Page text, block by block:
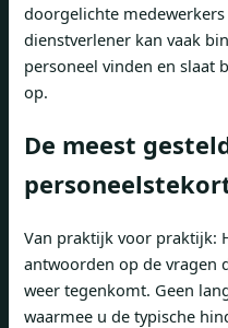
doorgelichte
dienstverlener kan vaak
personeel vinden en slaat
op.
De meest
Van praktijk voor praktijk:
antwoorden op de vragen
weer tegenkomt. Geen
waarmee u de typische